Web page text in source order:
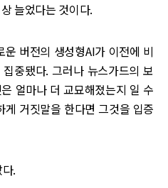
늘었다는 것이다.
버전의 생성형AI가 이전에 비
중됐다. 그러나 뉴스가드의 보
얼마나 더 교묘해졌는지 일 수
거짓말을 한다면 그것을 입증
.